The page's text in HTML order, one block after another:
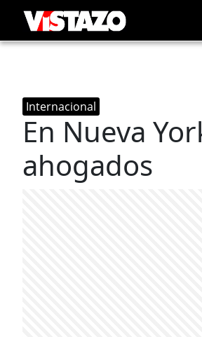
Internacional
En Nueva
ahogados